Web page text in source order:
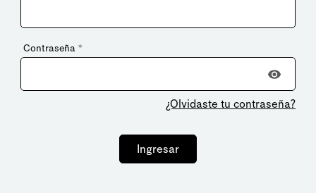
Contraseña *
¿Olvidaste tu contraseña?
Ingresar